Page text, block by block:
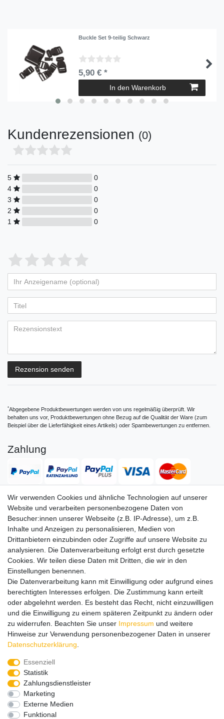
Buckle Set 9-teilig Schwarz
5,90 € *
In den Warenkorb
Kundenrezensionen (0)
5
0
4
0
3
0
2
0
1
0
Bewertungssterne
von
5
Bewertungssternen
4
von
5
Bewertungssternen
3
von
5
Bewertungssternen
2
von
5
Bewertungssternen
1
von
5
Bewertungssternen
Anzeigename
(optional)
Rezension senden
*Abgegebene Produktbewertungen werden von uns regelmäßig überprüft. Wir
behalten uns vor, Produktbewertungen ohne Bezug auf die Qualität der Ware (zum
Beispiel über die Lieferfähigkeit eines Artikels) oder Spambewertungen zu entfernen.
Zahlung
Versand
Service Service
Info Info
Kontakt Kontakt
ImpressumAGB DatenschutzWiderruf Vertrag widerrufen
Alle Preise in Euro inkl. gesetzl. MwSt. zzgl. Versandkosten
nicht anders beschrieben. Änderungen und Irrtümer vorbehalten.
Abbildungen ähnlich.
Wir versenden in die folgenden Länder
Versandkostenfrei (DE) ab 99 €
Wir verwenden Cookies und ähnliche Technologien auf unserer
Website und verarbeiten personenbezogene Daten von
Besucher:innen unserer Webseite (z.B. IP-Adresse), um z.B.
Inhalte und Anzeigen zu personalisieren, Medien von
Drittanbietern einzubinden oder Zugriffe auf unsere Website zu
analysieren. Die Datenverarbeitung erfolgt erst durch gesetzte
Cookies. Wir teilen diese Daten mit Dritten, die wir in den
Einstellungen benennen.
Die Datenverarbeitung kann mit Einwilligung oder aufgrund eines
berechtigten Interesses erfolgen. Die Zustimmung kann erteilt
oder abgelehnt werden. Es besteht das Recht, nicht einzuwilligen
und die Einwilligung zu einem späteren Zeitpunkt zu ändern oder
zu widerrufen. Beachten Sie unser Impressum und weitere
Hinweise zur Verwendung personenbezogener Daten in unserer
Daten­schutz­erklärung
Essenziell
Statistik
Zahlungsdienstleister
Marketing
Externe Medien
Funktional